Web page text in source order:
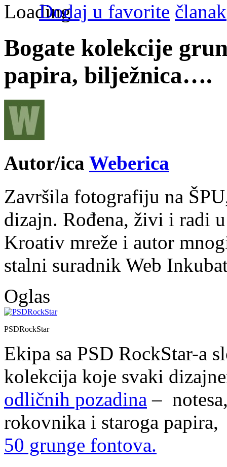
Dodaj u favorite
Bogate kolekcije
papira, bilježnica….
Autor/ica Weberica
Završila fotografiju na
dizajn. Rođena, živi i radi
Kroativ mreže i autor
stalni suradnik Web
Oglas
PSDRockStar
Ekipa sa PSD RockStar-a
kolekcija koje svaki
odličnih pozadina –
rokovnika i staroga
50 grunge fontova.